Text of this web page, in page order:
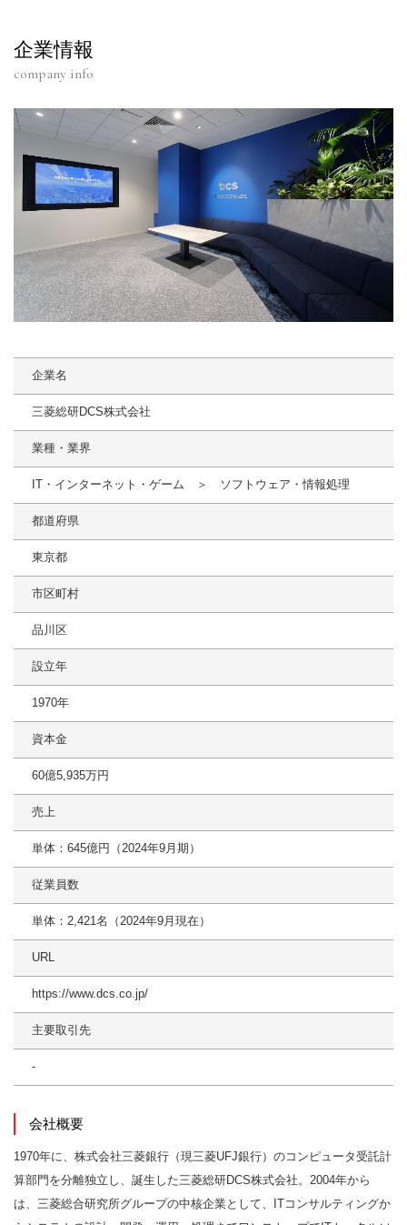
企業情報
company info
企業名
三菱総研DCS株式会社
業種・業界
IT・インターネット・ゲーム ＞ ソフトウェア・情報処理
都道府県
東京都
市区町村
品川区
設立年
1970年
資本金
60億5,935万円
売上
単体：645億円（2024年9月期）
従業員数
単体：2,421名（2024年9月現在）
URL
https://www.dcs.co.jp/
主要取引先
-
会社概要
1970年に、株式会社三菱銀行（現三菱UFJ銀行）のコンピュータ受託計
算部門を分離独立し、誕生した三菱総研DCS株式会社。2004年から
は、三菱総合研究所グループの中核企業として、ITコンサルティングか